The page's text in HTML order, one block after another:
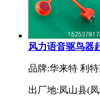
风力语音驱鸟器
品牌:华来特 利
出厂地:凤山县(